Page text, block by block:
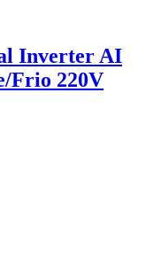
Inverter AI
Frio 220V